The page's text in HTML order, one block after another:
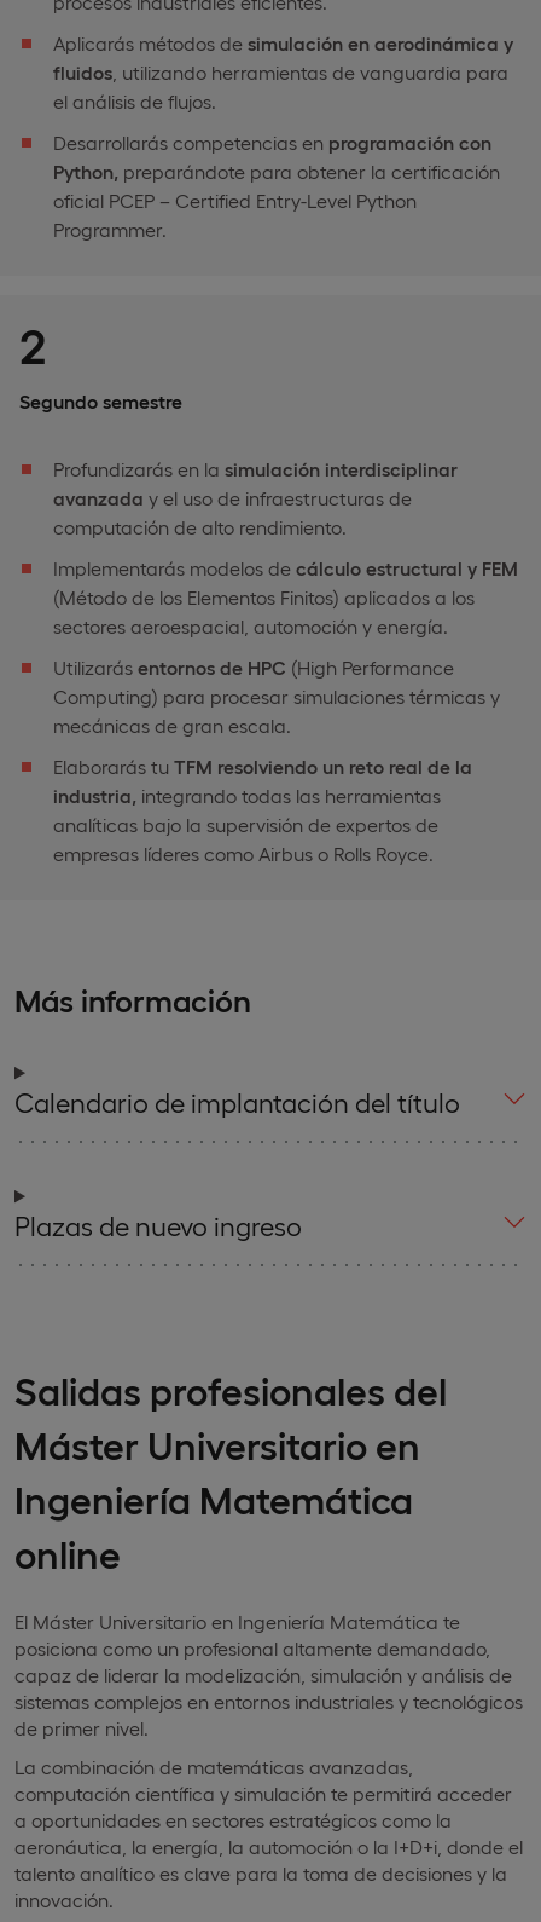
Aplicarás métodos de simulación en aerodinámica y
fluidos , utilizando herramientas de vanguardia para
el análisis de flujos.
Desarrollarás competencias en programación con
Python, preparándote para obtener la certificación
oficial PCEP – Certified Entry-Level Python
Programmer.
2
Segundo semestre
Profundizarás en la simulación interdisciplinar
avanzada y el uso de infraestructuras de
computación de alto rendimiento.
Implementarás modelos de cálculo estructural y FEM
(Método de los Elementos Finitos) aplicados a los
sectores aeroespacial, automoción y energía.
Utilizarás entornos de HPC (High Performance
Computing) para procesar simulaciones térmicas y
mecánicas de gran escala.
Elaborarás tu TFM resolviendo un reto real de la
industria, integrando todas las herramientas
analíticas bajo la supervisión de expertos de
empresas líderes como Airbus o Rolls Royce.
Más información
Calendario de implantación del título
Plazas de nuevo ingreso
Salidas profesionales del
Máster Universitario en
Ingeniería Matemática
online
El Máster Universitario en Ingeniería Matemática te
posiciona como un profesional altamente demandado,
capaz de liderar la modelización, simulación y análisis de
sistemas complejos en entornos industriales y tecnológicos
de primer nivel.
La combinación de matemáticas avanzadas,
computación científica y simulación te permitirá acceder
a oportunidades en sectores estratégicos como la
aeronáutica, la energía, la automoción o la I+D+i, donde el
talento analítico es clave para la toma de decisiones y la
innovación.